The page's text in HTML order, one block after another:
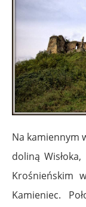
Na kamiennym
doliną
Krośnieńskim
Kamieniec.